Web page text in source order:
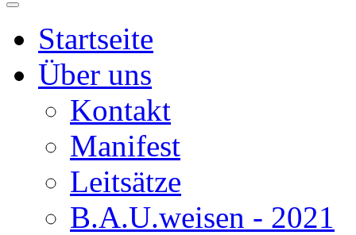
Startseite
Über uns
Kontakt
Manifest
Leitsätze
B.A.U.weisen - 2021